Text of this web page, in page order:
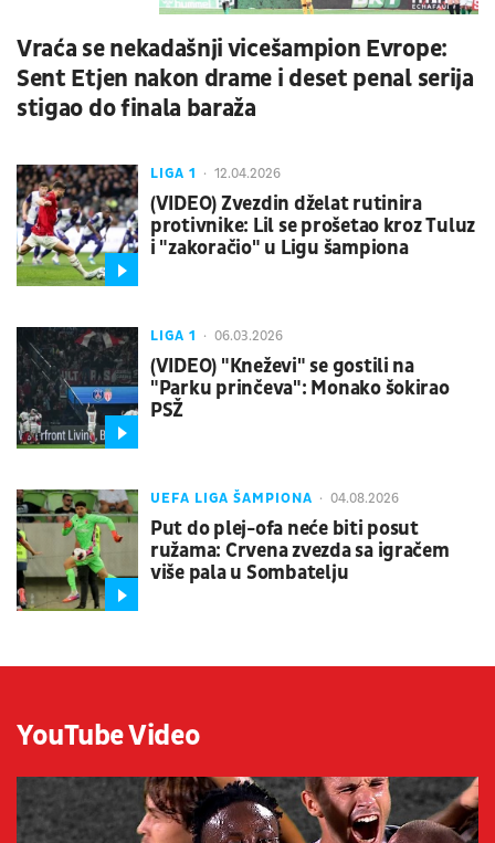
Vraća se nekadašnji vicešampion Evrope:
Sent Etjen nakon drame i deset penal serija
stigao do finala baraža
LIGA 1 12.04.2026
(VIDEO) Zvezdin dželat rutinira
protivnike: Lil se prošetao kroz Tuluz
i "zakoračio" u Ligu šampiona
LIGA 1 06.03.2026
(VIDEO) "Kneževi" se gostili na
"Parku prinčeva": Monako šokirao
PSŽ
UEFA LIGA ŠAMPIONA 04.08.2026
Put do plej-ofa neće biti posut
ružama: Crvena zvezda sa igračem
više pala u Sombatelju
YouTube Video